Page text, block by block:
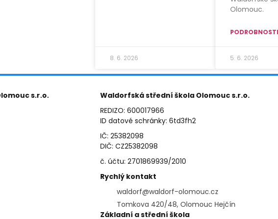
8. 6. 2026
Olomouc.
5. 6. 2026
s.r.o.
Waldorfská střední škola Olomouc s.r.o.
REDIZO: 600017966
ID datové schránky: 6td3fh2
IČ: 25382098
DIČ: CZ25382098
č. účtu: 2701869939/2010
Rychlý kontakt
waldorf@waldorf-olomouc.cz
Tomkova 420/48, Olomouc Hejčín
Základní a střední škola